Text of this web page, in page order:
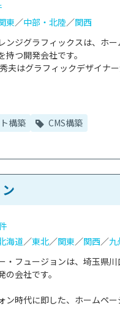
ンジグラフィックスは、ホ
持つ開発会社です。
夫はグラフィックデザイナ
東／中部・北陸／関西
構築 CMS構築
・フュージョンは、埼玉県
の会社です。
ン時代に即した、ホームペー
海道／東北／関東／関西／